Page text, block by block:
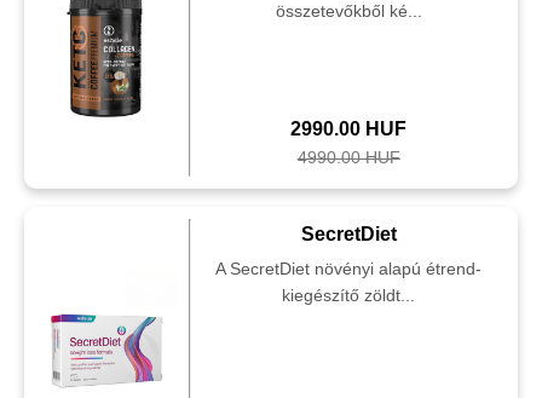
összetevőkből ké...
2990.00 HUF
4990.00 HUF
SecretDiet
A SecretDiet növényi alapú étrend-
kiegészítő zöldt...